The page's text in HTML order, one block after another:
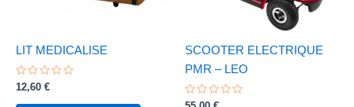
LIT MEDICALISE
Note
0
sur
12,60 €
SCOOTER ELECTRIQUE
PMR – LEO
Note